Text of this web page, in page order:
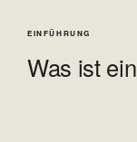
EINFÜHRUNG
Was ist